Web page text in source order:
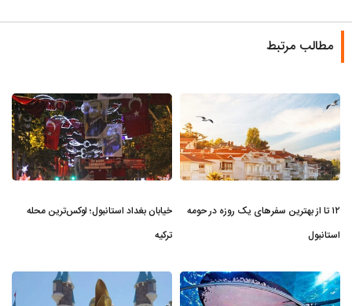
مطالب مرتبط
۱۲ تا از بهترین سفرهای یک روزه در حومه
استانبول
خیابان بغداد استانبول؛ لوکس‌ترین محله
ترکیه